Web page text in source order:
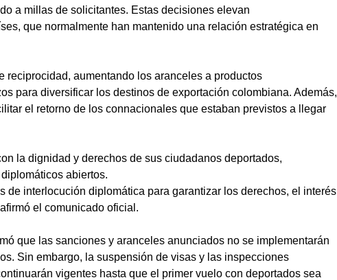
a millas de solicitantes. Estas decisiones elevan
que normalmente han mantenido una relación estratégica en
reciprocidad, aumentando los aranceles a productos
para diversificar los destinos de exportación colombiana. Además,
el retorno de los connacionales que estaban previstos a llegar
la dignidad y derechos de sus ciudadanos deportados,
abiertos.
de interlocución diplomática para garantizar los derechos, el interés
el comunicado oficial.
que las sanciones y aranceles anunciados no se implementarán
Sin embargo, la suspensión de visas y las inspecciones
vigentes hasta que el primer vuelo con deportados sea